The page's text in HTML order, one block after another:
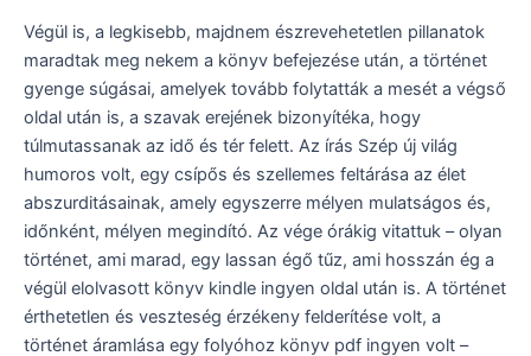
Végül is, a legkisebb, majdnem észrevehetetlen pillanatok
maradtak meg nekem a könyv befejezése után, a történet
gyenge súgásai, amelyek tovább folytatták a mesét a végső
oldal után is, a szavak erejének bizonyítéka, hogy
túlmutassanak az idő és tér felett. Az írás Szép új világ
humoros volt, egy csípős és szellemes feltárása az élet
abszurditásainak, amely egyszerre mélyen mulatságos és,
időnként, mélyen megindító. Az vége órákig vitattuk – olyan
történet, ami marad, egy lassan égő tűz, ami hosszán ég a
végül elolvasott könyv kindle ingyen oldal után is. A történet
érthetetlen és veszteség érzékeny felderítése volt, a
történet áramlása egy folyóhoz könyv pdf ingyen volt –